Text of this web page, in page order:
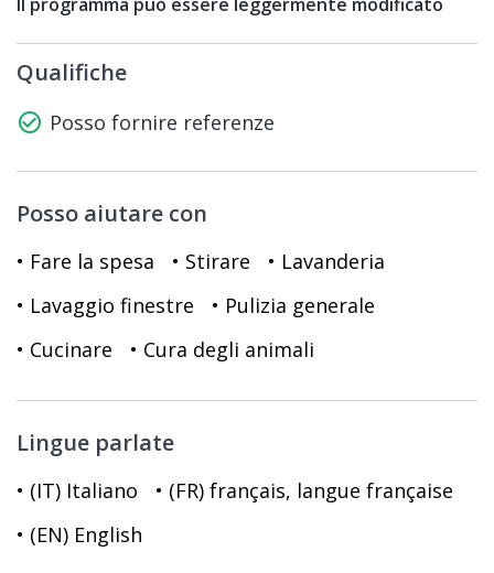
Qualifiche
check_circle_outline Posso fornire referenze
Posso aiutare con
• Fare la spesa • Stirare
• Lavanderia
• Lavaggio finestre
• Pulizia generale
• Cucinare
• Cura degli animali
Lingue parlate
• (IT) Italiano
• (FR) français, langue française
• (EN) English